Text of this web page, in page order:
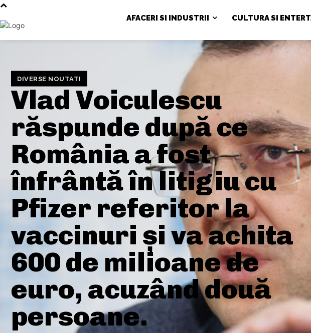
AFACERI SI INDUSTRII CULTURA SI
DIVERSE NOUTATI
Vlad Voiculescu
răspunde după ce
România a fost
înfrântă în litigiu cu
Pfizer referitor la
vaccinuri și va achita
600 de milioane de
euro, acuzând două
persoane.